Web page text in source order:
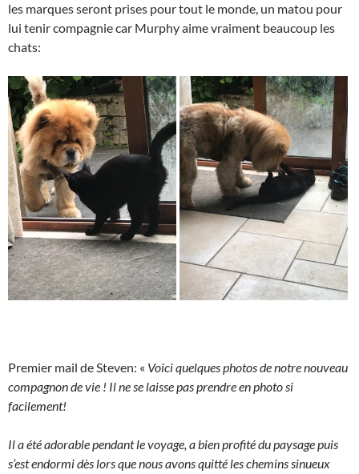
les marques seront prises pour tout le monde, un matou pour
lui tenir compagnie car Murphy aime vraiment beaucoup les
chats:
Premier mail de Steven: « Voici quelques photos de notre nouveau
compagnon de vie ! Il ne se laisse pas prendre en photo si
facilement!
Il a été adorable pendant le voyage, a bien profité du paysage puis
s’est endormi dès lors que nous avons quitté les chemins sinueux